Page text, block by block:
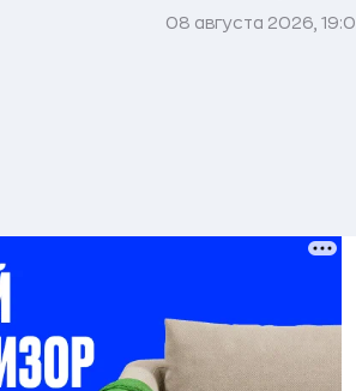
08 августа 2026,